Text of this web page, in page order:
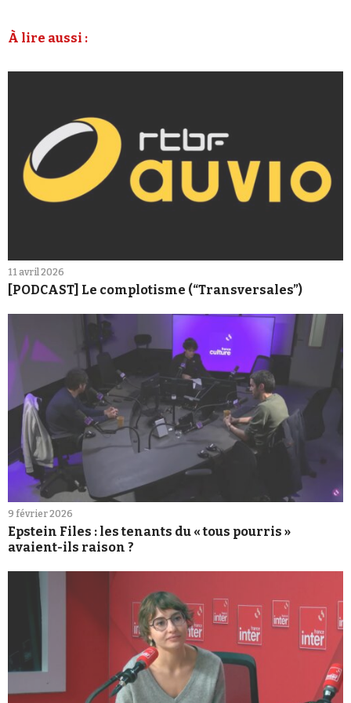
À lire aussi :
11 avril 2026
[PODCAST] Le complotisme (“Transversales”)
9 février 2026
Epstein Files : les tenants du « tous pourris »
avaient-ils raison ?